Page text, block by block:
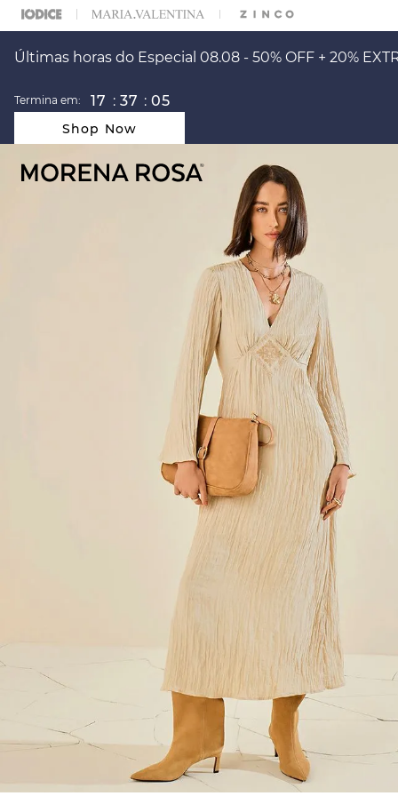
ESCOLHER SEU LOOK?FALE COM NOSSA PERSONAL SHOPPER.
Últimas horas do Especial 08.08 - 50% OFF + 20%
Termina em: 17 : 37 : 05
Shop Now